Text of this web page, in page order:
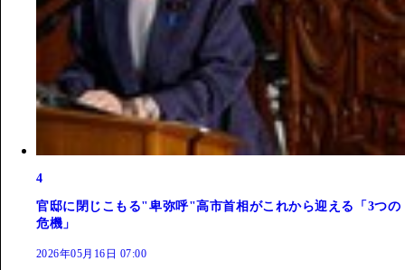
4
官邸に閉じこもる"卑弥呼"高市首相がこれから迎える「3つの
危機」
2026年05月16日 07:00